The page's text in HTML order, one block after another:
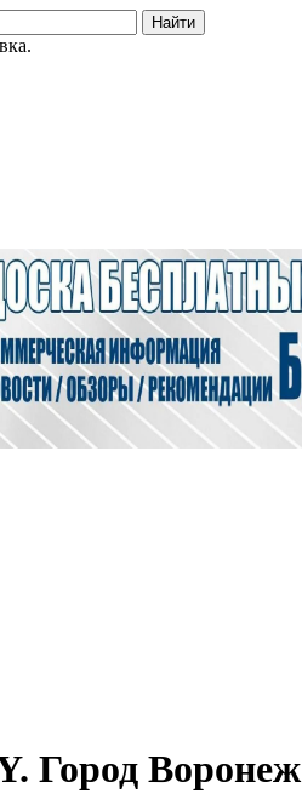
Найти
Город Воронеж